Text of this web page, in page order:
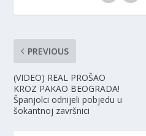
PREVIOUS
(VIDEO) REAL PROŠAO
KROZ PAKAO BEOGRADA!
Španjolci odnijeli pobjedu u
šokantnoj završnici